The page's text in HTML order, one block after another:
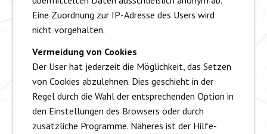
Eine Zuordnung zur IP-Adresse des Users wird
nicht vorgehalten.
Vermeidung von Cookies
Der User hat jederzeit die Möglichkeit, das Setzen
von Cookies abzulehnen. Dies geschieht in der
Regel durch die Wahl der entsprechenden Option in
den Einstellungen des Browsers oder durch
zusätzliche Programme. Näheres ist der Hilfe-